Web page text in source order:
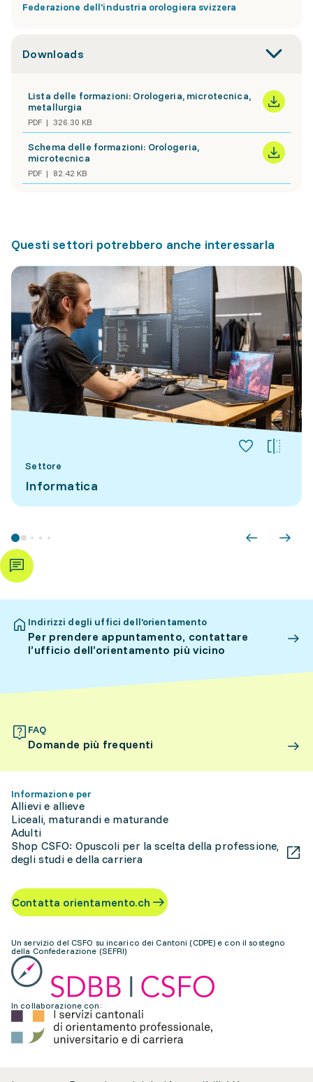
Federazione dell’industria orologiera svizzera
Downloads
Lista delle formazioni: Orologeria, microtecnica,
metallurgia
PDF 326.30 KB
Schema delle formazioni: Orologeria,
microtecnica
PDF 82.42 KB
Questi settori potrebbero anche interessarla
Settore
Informatica
Indirizzi degli uffici dell’orientamento
Per prendere appuntamento, contattare
l’ufficio dell’orientamento più vicino
FAQ
Domande più frequenti
Informazione per
Allievi e allieve
Liceali, maturandi e maturande
Adulti
Shop CSFO: Opuscoli per la scelta della professione,
degli studi e della carriera
Contatta orientamento.ch
Un servizio del CSFO su incarico dei Cantoni (CDPE) e con il sostegno
della Confederazione (SEFRI)
In collaborazione con: